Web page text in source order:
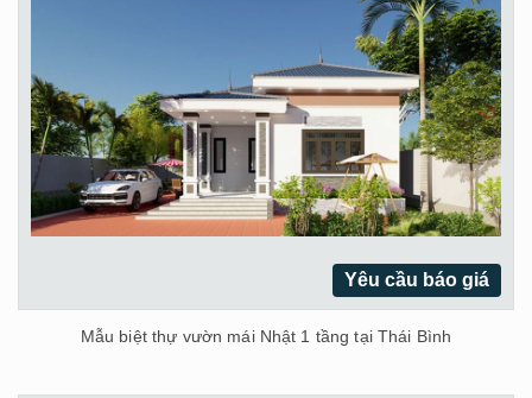
Yêu cầu báo giá
Mẫu biệt thự vườn mái Nhật 1 tầng tại Thái Bình